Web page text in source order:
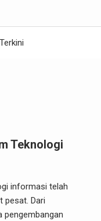
Teknologi
informasi telah
pesat. Dari
pengembangan